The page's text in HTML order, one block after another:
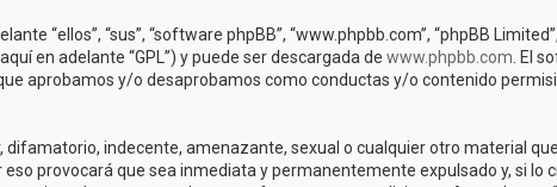
“ellos”, “sus”, “software phpBB”, “www.phpbb.com”, “phpBB
en adelante “GPL”) y puede ser descargada de www.phpbb.com . El
aprobamos y/o desaprobamos como conductas y/o contenido
indecente, amenazante, sexual o cualquier otro material
eso provocará que sea inmediata y permanentemente expulsado y, si